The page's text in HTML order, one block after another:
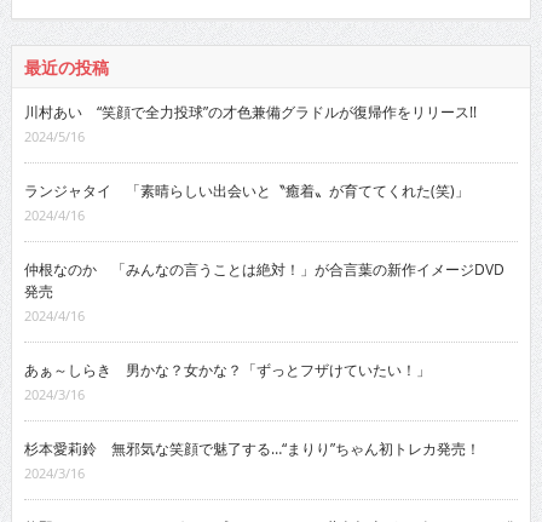
最近の投稿
川村あい “笑顔で全力投球”の才色兼備グラドルが復帰作をリリース!!
2024/5/16
ランジャタイ 「素晴らしい出会いと〝癒着〟が育ててくれた(笑)」
2024/4/16
仲根なのか 「みんなの言うことは絶対！」が合言葉の新作イメージDVD
発売
2024/4/16
あぁ～しらき 男かな？女かな？「ずっとフザけていたい！」
2024/3/16
杉本愛莉鈴 無邪気な笑顔で魅了する…“まりり”ちゃん初トレカ発売！
2024/3/16